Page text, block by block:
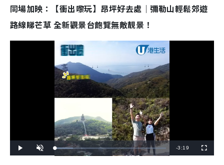
同場加映：【衝出嚟玩】昂坪好去處｜彌勒山輕鬆郊遊
路線睇芒草 全新觀景台飽覽無敵靚景！
l
n
L
o
R
-3:19
u